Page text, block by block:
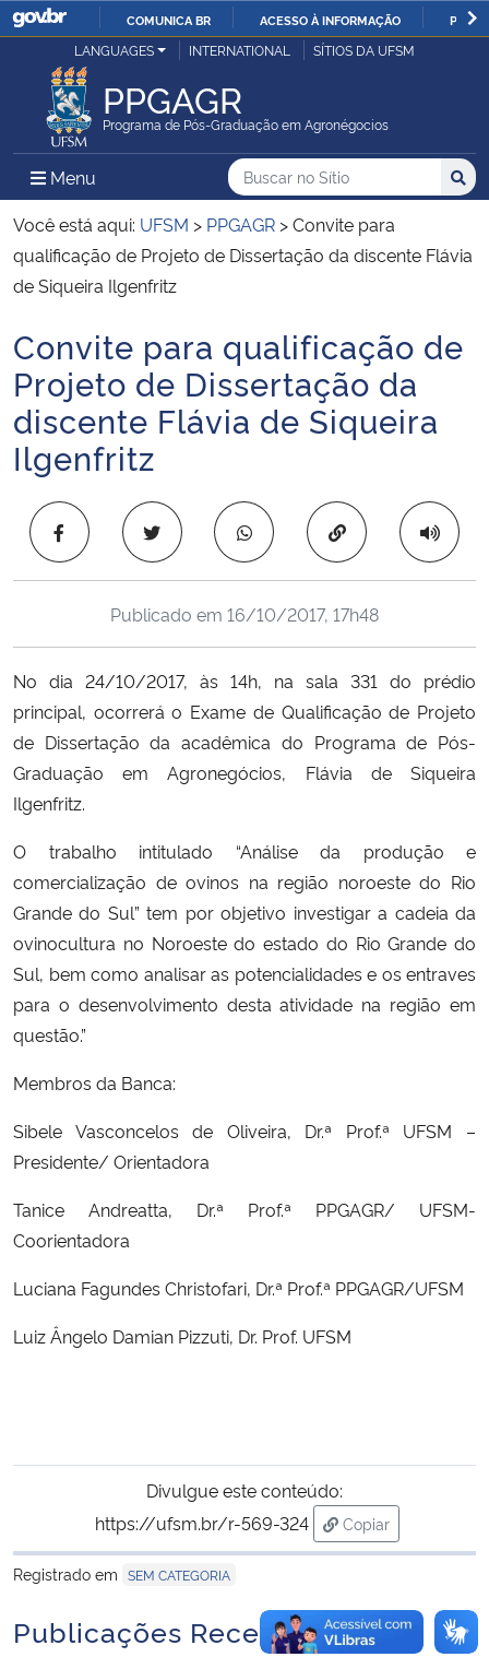
IR
COMUNICA BR ACESSO À INFORMAÇÃO
Ministério da Justiça e Segurança Pública
Ministério da Defesa
Ministério das Relações Exteriores
Ministério da Economia
Ministério da Infraestrutura
Ministério da Agricultura, Pecuária e Abastecimento
Ministério da Educação
Ministério da Cidadania
Ministério da Saúde
Ministério de Minas e Energia
Ministério da Ciência, Tecnologia, Inovações e Comunicações
Ministério do Meio Ambiente
Ministério do Turismo
Ministério do Desenvolvimento Regional
Controladoria-Geral da União
Ministério da Mulher, da Família e dos Direitos Humanos
Secretaria-Geral
Secretaria de Governo
Gabinete de Segurança Institucional
Advocacia-Geral da União
LANGUAGES INTERNATIONAL SÍTIOS DA UFSM
PPGAGR
Programa de Pós-Graduação em Agronégocios
Menu Menu Principal do Sítio
Busca
Buscar no no Sítio
Busca:
Você está aqui: UFSM > PPGAGR >Convite para
qualificação de Projeto de Dissertação da discente Flávia
de Siqueira Ilgenfritz
Início do conteúdo
Convite para qualificação de
Projeto de Dissertação da
discente Flávia de Siqueira
Ilgenfritz
Copiar para área
Publicado em 16/10/2017, 17h48
No dia 24/10/2017, às 14h, na sala 331 do prédio
principal, ocorrerá o Exame de Qualificação de Projeto
de Dissertação da acadêmica do Programa de Pós-
Graduação em Agronegócios, Flávia de Siqueira
Ilgenfritz.
O trabalho intitulado “Análise da produção e
comercialização de ovinos na região noroeste do Rio
Grande do Sul” tem por objetivo investigar a cadeia da
ovinocultura no Noroeste do estado do Rio Grande do
Sul, bem como analisar as potencialidades e os entraves
para o desenvolvimento desta atividade na região em
questão.”
Membros da Banca:
Sibele Vasconcelos de Oliveira, Dr.ª Prof.ª UFSM –
Presidente/ Orientadora
Tanice Andreatta, Dr.ª Prof.ª PPGAGR/ UFSM-
Coorientadora
Luciana Fagundes Christofari, Dr.ª Prof.ª PPGAGR/UFSM
Luiz Ângelo Damian Pizzuti, Dr. Prof. UFSM
Divulgue este conteúdo:
https://ufsm.br/r-569-324
Copiar
para área de
Registrado em SEM CATEGORIA
Publicações Recentes